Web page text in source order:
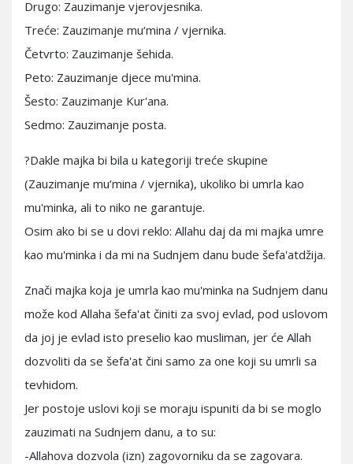
Drugo: Zauzimanje vjerovjesnika.
Treće: Zauzimanje mu‘mina / vjernika.
Četvrto: Zauzimanje šehida.
Peto: Zauzimanje djece mu'mina.
Šesto: Zauzimanje Kur'ana.
Sedmo: Zauzimanje posta.
?Dakle majka bi bila u kategoriji treće skupine
(Zauzimanje mu‘mina / vjernika), ukoliko bi umrla kao
mu'minka, ali to niko ne garantuje.
Osim ako bi se u dovi reklo: Allahu daj da mi majka umre
kao mu'minka i da mi na Sudnjem danu bude šefa'atdžija.
Znači majka koja je umrla kao mu'minka na Sudnjem danu
može kod Allaha šefa'at činiti za svoj evlad, pod uslovom
da joj je evlad isto preselio kao musliman, jer će Allah
dozvoliti da se šefa'at čini samo za one koji su umrli sa
tevhidom.
Jer postoje uslovi koji se moraju ispuniti da bi se moglo
zauzimati na Sudnjem danu, a to su:
-Allahova dozvola (izn) zagovorniku da se zagovara.